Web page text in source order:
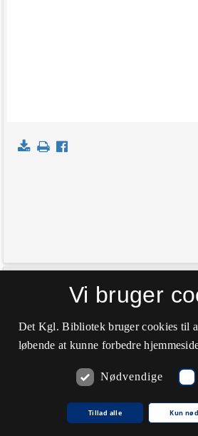
Vi bruger
Det Kgl. Bibliotek bruger cookies til
løbende at kunne forbedre
Nødvendige
Tillad alle Kun